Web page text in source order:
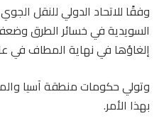
السويدية في خسائر الطرق
إلغاؤها في نهاية المطاف في عام
وتولي حكومات منطقة آسيا
بهذا الأمر.